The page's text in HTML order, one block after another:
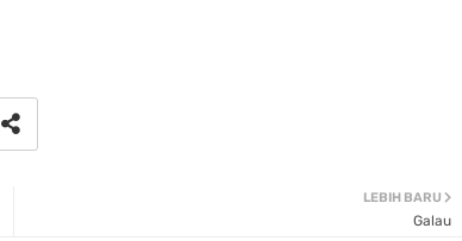
LEBIH BARU
Galau